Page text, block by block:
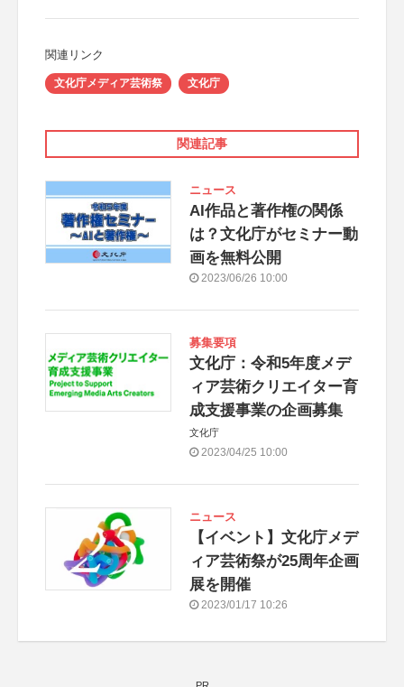
関連リンク
文化庁メディア芸術祭 文化庁
関連記事
ニュース
AI作品と著作権の関係
は？文化庁がセミナー動
画を無料公開
2023/06/26 10:00
募集要項
文化庁：令和5年度メデ
ィア芸術クリエイター育
成支援事業の企画募集
文化庁
2023/04/25 10:00
ニュース
【イベント】文化庁メデ
ィア芸術祭が25周年企画
展を開催
2023/01/17 10:26